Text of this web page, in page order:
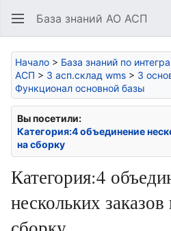
База знаний АО АСП
Начало > База знаний по
АСП > 3 асп.склад wms > 3
Функционал основной базы
Вы посетили:
Категория:4 объединение
на сборку
Категория:4
нескольких заказов